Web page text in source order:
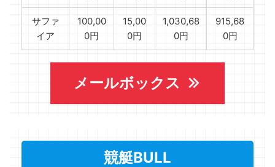
サファ
イア
100,00
0円
15,00
0円
1,030,68
0円
915,68
0円
メールボックス
競艇BULL